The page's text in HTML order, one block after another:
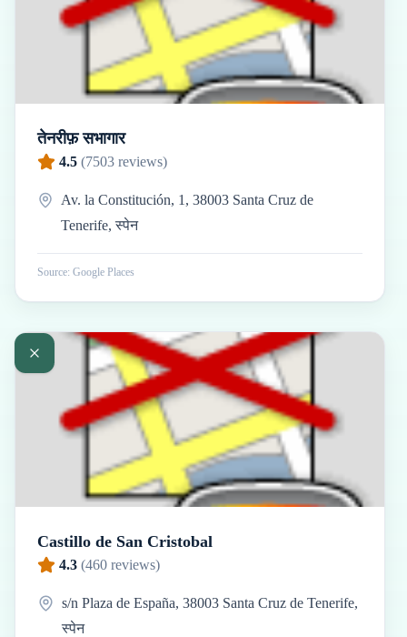
तेनरीफ़ सभागार
4.5 (7503 reviews)
Av. la Constitución, 1, 38003 Santa Cruz de
Tenerife, स्पेन
Source: Google Places
Castillo de San Cristobal
4.3 (460 reviews)
s/n Plaza de España, 38003 Santa Cruz de Tenerife,
स्पेन